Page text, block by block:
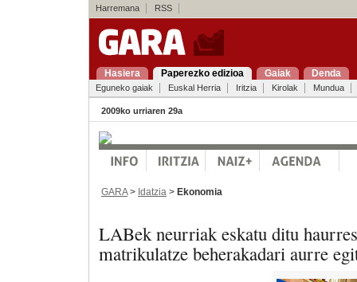
Harremana RSS
Hasiera Paperezko edizioa Gaiak Denda
Eguneko gaiak Euskal Herria Iritzia Kirolak Mundua
2009ko urriaren 29a
GARA> Idatzia > Ekonomia
LABek neurriak eskatu ditu
matrikulatze beherakadari aurre